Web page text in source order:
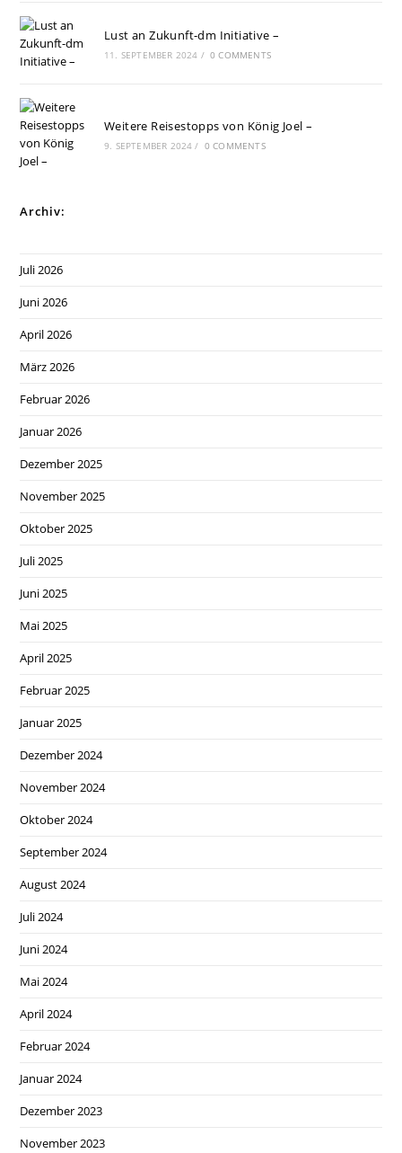
Lust an Zukunft-dm Initiative –
11. SEPTEMBER 2024 / 0 COMMENTS
Weitere Reisestopps von König Joel –
9. SEPTEMBER 2024 / 0 COMMENTS
Archiv:
Juli 2026
Juni 2026
April 2026
März 2026
Februar 2026
Januar 2026
Dezember 2025
November 2025
Oktober 2025
Juli 2025
Juni 2025
Mai 2025
April 2025
Februar 2025
Januar 2025
Dezember 2024
November 2024
Oktober 2024
September 2024
August 2024
Juli 2024
Juni 2024
Mai 2024
April 2024
Februar 2024
Januar 2024
Dezember 2023
November 2023